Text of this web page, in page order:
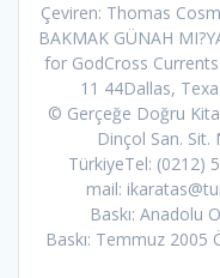
Çeviren: Thomas
BAKMAK GÜNAH
for GodCross
11 44Dallas,
© Gerçeğe Doğru
Dinçol San. Sit.
TürkiyeTel: (0212)
mail:
Baskı: Anadolu
Baskı: Temmuz 2005